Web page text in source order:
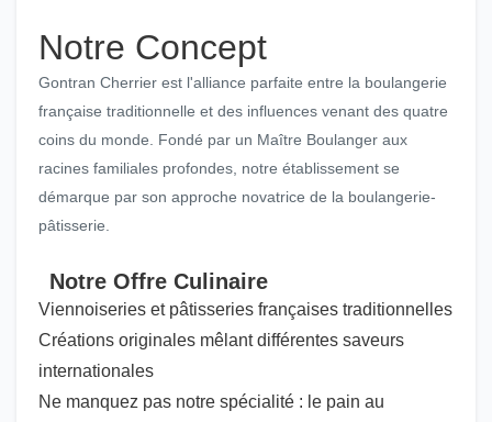
Notre Concept
Gontran Cherrier est l'alliance parfaite entre la boulangerie
française traditionnelle et des influences venant des quatre
coins du monde. Fondé par un Maître Boulanger aux
racines familiales profondes, notre établissement se
démarque par son approche novatrice de la boulangerie-
pâtisserie.
Notre Offre Culinaire
Viennoiseries et pâtisseries françaises traditionnelles
Créations originales mêlant différentes saveurs
internationales
Ne manquez pas notre spécialité : le pain au